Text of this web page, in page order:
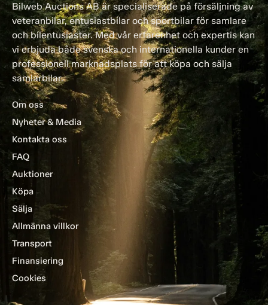
Bilweb Auctions AB är specialiserade på försäljning av
veteranbilar, entusiastbilar och sportbilar för samlare
och bilentusiaster. Med vår erfarenhet och expertis kan
vi erbjuda både svenska och internationella kunder en
professionell marknadsplats för att köpa och sälja
samlarbilar.
Om oss
Nyheter & Media
Kontakta oss
FAQ
Auktioner
Köpa
Sälja
Allmänna villkor
Transport
Finansiering
Cookies